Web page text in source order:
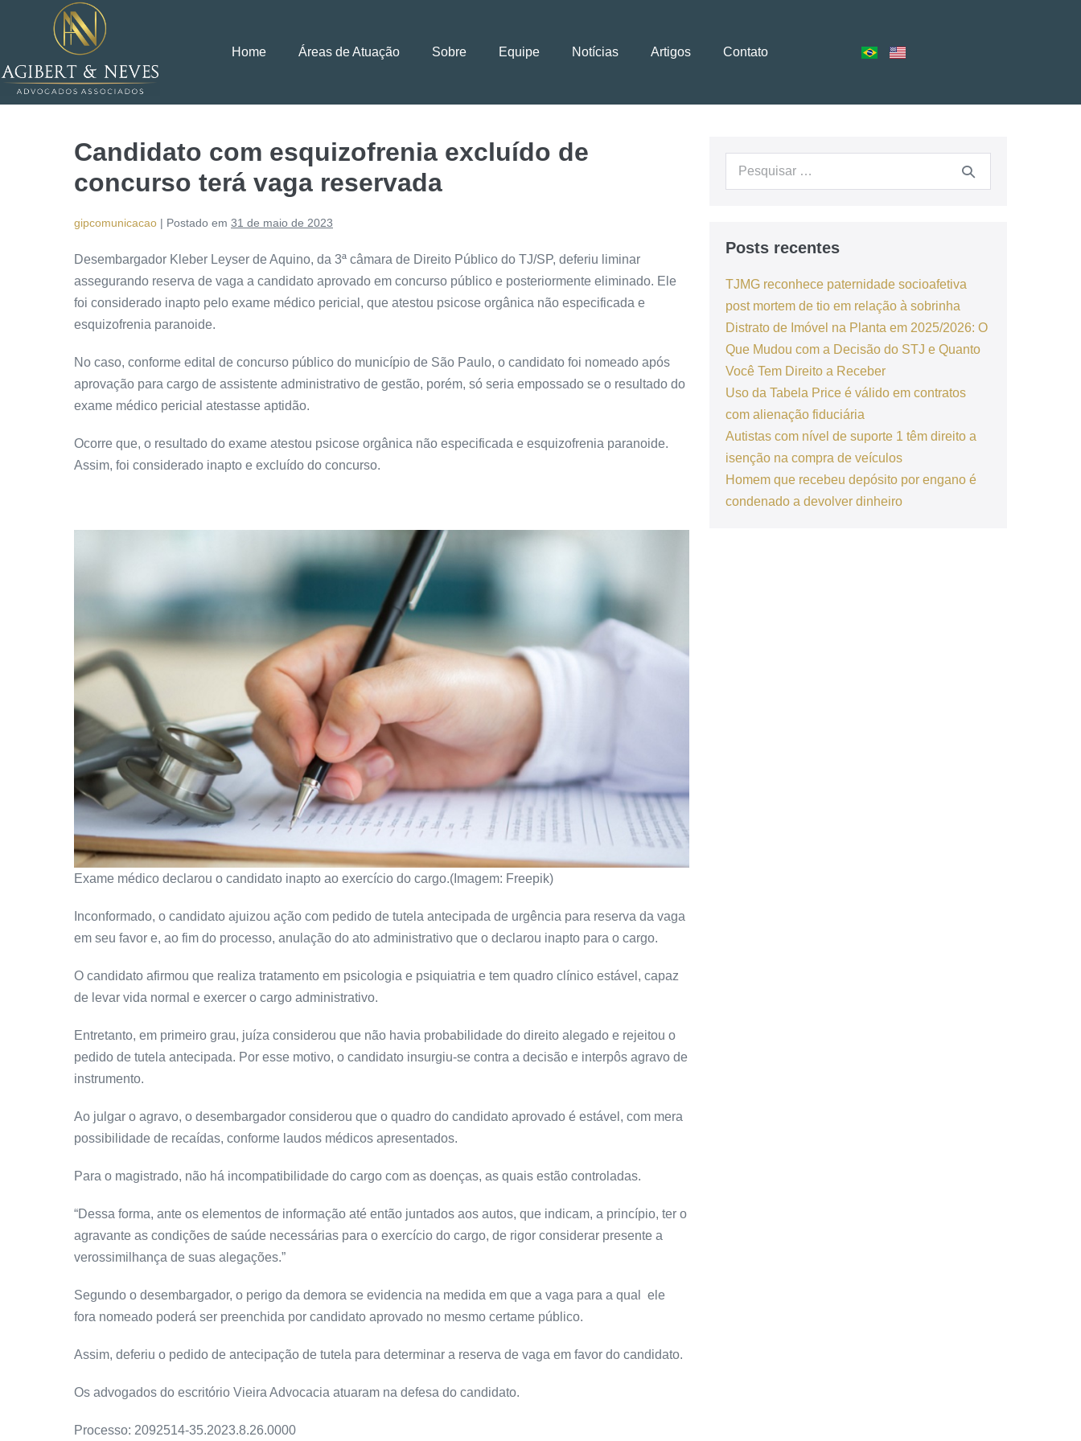
Home Áreas de Atuação Sobre Equipe Notícias Artigos Contato
Candidato com esquizofrenia excluído de
concurso terá vaga reservada
gipcomunicacao | Postado em 31 de maio de 2023
Desembargador Kleber Leyser de Aquino, da 3ª câmara de Direito Público do TJ/SP, deferiu liminar
assegurando reserva de vaga a candidato aprovado em concurso público e posteriormente eliminado. Ele
foi considerado inapto pelo exame médico pericial, que atestou psicose orgânica não especificada e
esquizofrenia paranoide.
No caso, conforme edital de concurso público do município de São Paulo, o candidato foi nomeado após
aprovação para cargo de assistente administrativo de gestão, porém, só seria empossado se o resultado do
exame médico pericial atestasse aptidão.
Ocorre que, o resultado do exame atestou psicose orgânica não especificada e esquizofrenia paranoide.
Assim, foi considerado inapto e excluído do concurso.
Exame médico declarou o candidato inapto ao exercício do cargo.(Imagem: Freepik)
Inconformado, o candidato ajuizou ação com pedido de tutela antecipada de urgência para reserva da vaga
em seu favor e, ao fim do processo, anulação do ato administrativo que o declarou inapto para o cargo.
O candidato afirmou que realiza tratamento em psicologia e psiquiatria e tem quadro clínico estável, capaz
de levar vida normal e exercer o cargo administrativo.
Entretanto, em primeiro grau, juíza considerou que não havia probabilidade do direito alegado e rejeitou o
pedido de tutela antecipada. Por esse motivo, o candidato insurgiu-se contra a decisão e interpôs agravo de
instrumento.
Ao julgar o agravo, o desembargador considerou que o quadro do candidato aprovado é estável, com mera
possibilidade de recaídas, conforme laudos médicos apresentados.
Para o magistrado, não há incompatibilidade do cargo com as doenças, as quais estão controladas.
“Dessa forma, ante os elementos de informação até então juntados aos autos, que indicam, a princípio, ter o
agravante as condições de saúde necessárias para o exercício do cargo, de rigor considerar presente a
verossimilhança de suas alegações.”
Segundo o desembargador, o perigo da demora se evidencia na medida em que a vaga para a qual ele
fora nomeado poderá ser preenchida por candidato aprovado no mesmo certame público.
Assim, deferiu o pedido de antecipação de tutela para determinar a reserva de vaga em favor do candidato.
Os advogados do escritório Vieira Advocacia atuaram na defesa do candidato.
Processo: 2092514-35.2023.8.26.0000
Posts recentes
TJMG reconhece paternidade socioafetiva
post mortem de tio em relação à sobrinha
Distrato de Imóvel na Planta em 2025/2026: O
Que Mudou com a Decisão do STJ e Quanto
Você Tem Direito a Receber
Uso da Tabela Price é válido em contratos
com alienação fiduciária
Autistas com nível de suporte 1 têm direito a
isenção na compra de veículos
Homem que recebeu depósito por engano é
condenado a devolver dinheiro